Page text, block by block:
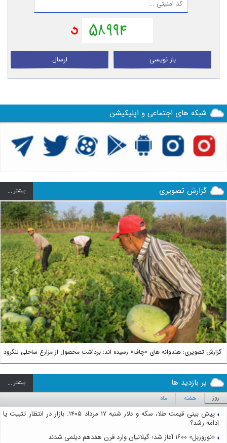
ارسال باز نویسی
شبکه های اجتماعی و اپلیکیشن
گزارش تصویری بيشتر ...
گزارش تصویری؛ هندوانه های «چاف» رسیده اند؛ برداشت محصول از مزارع ساحلی لنگرود
Next
پر بازدید ها بيشتر ...
روز هفته ماه
پیش بینی قیمت طلا، سکه و دلار شنبه ۱۷ مرداد ۱۴۰۵. بازار در انتظار تثبیت یا
ادامه رشد؟
«نوروزبل» ۱۶۰۰ آغاز شد؛ گیلانیان وارد قرن هفدهم دیلمی شدند